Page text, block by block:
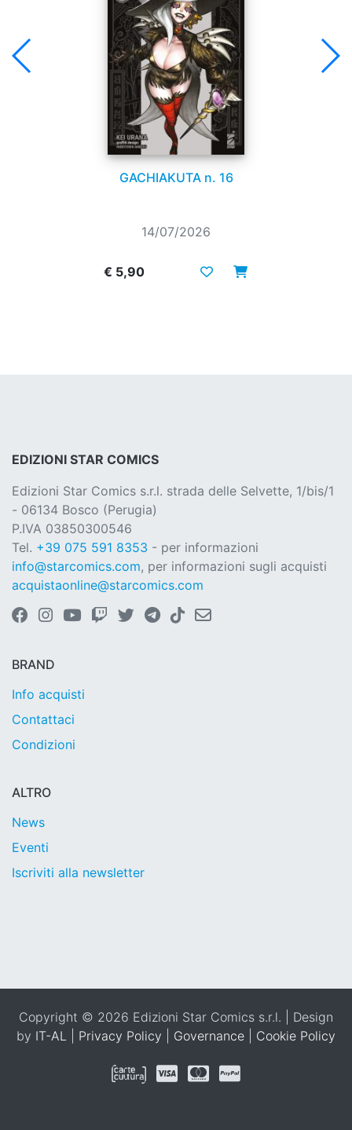
GACHIAKUTA n. 16
14/07/2026
€ 5,90
EDIZIONI STAR COMICS
Edizioni Star Comics s.r.l. strada delle Selvette, 1/bis/1
- 06134 Bosco (Perugia)
P.IVA 03850300546
Tel. +39 075 591 8353 - per informazioni
info@starcomics.com, per informazioni sugli acquisti
acquistaonline@starcomics.com
BRAND
Info acquisti
Contattaci
Condizioni
ALTRO
News
Eventi
Iscriviti alla newsletter
Copyright © 2026 Edizioni Star Comics s.r.l. | Design
by IT-AL Privacy Policy Governance Cookie Policy